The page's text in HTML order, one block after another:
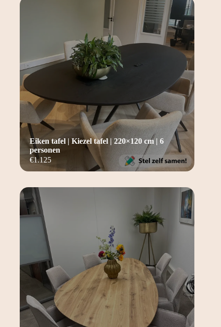
€1.125
Eiken tafel | Kiezel tafel | 220×120 cm | 6
personen